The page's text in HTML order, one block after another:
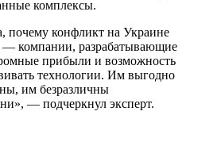
комплексы.
почему конфликт на Украине
— компании, разрабатывающие
прибыли и возможность
технологии. Им выгодно
им безразличны
— подчеркнул эксперт.